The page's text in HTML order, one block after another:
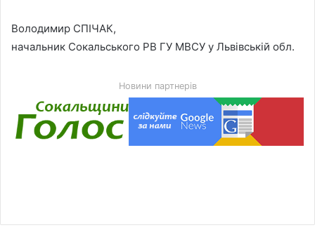
Володимир СПІЧАК,
начальник Сокальського РВ ГУ МВСУ у Львівській обл.
Новини партнерів